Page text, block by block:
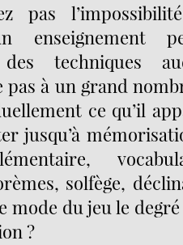
pas
enseignement
techniques
à un grand
ce qu’il
jusqu’à
solfège,
mode du jeu le
?